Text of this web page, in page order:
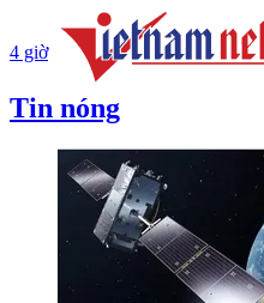
4 giờ
Tin nóng